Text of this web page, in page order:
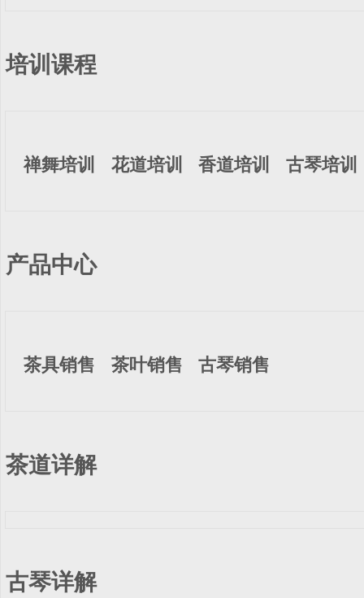
培训课程
禅舞培训 花道培训 香道培训 古琴培训
产品中心
茶具销售 茶叶销售 古琴销售
茶道详解
古琴详解